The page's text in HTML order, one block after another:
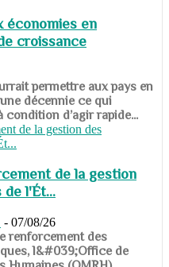
économies en
croissance
permettre aux pays en
décennie ce qui
d’agir rapide...
de la gestion
de l'Ét...
- 07/08/26
renforcement des
l&#039;Office de